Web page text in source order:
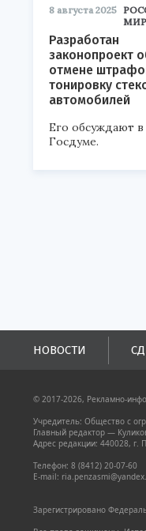
8 августа 2025
МИР
Разработан
законопроект
отмене
тонировку
автомобилей
Его обсуждают в
Госдуме.
НОВОСТИ
© 2017-2026, Рекламно-
Учредитель: Общество с
Главный редактор —
Адрес редакции: 440028, г.
Телефон: 8 (8412) 20-07-60
E-mail:
Зарегистрировано